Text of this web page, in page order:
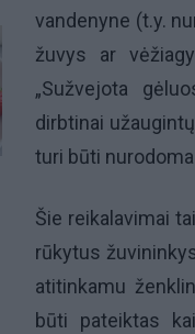
vandenyne (t.y.
žuvys ar
„Sužvejota
dirbtinai
turi būti
Šie reikalavimai
rūkytus
atitinkamu
būti pateiktas